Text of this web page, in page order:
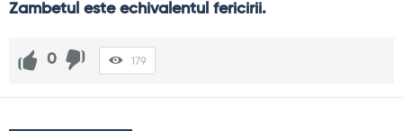
Zambetul este echivalentul fericirii.
0 179